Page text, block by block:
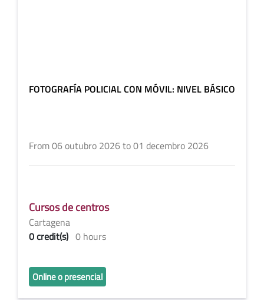
FOTOGRAFÍA POLICIAL CON MÓVIL: NIVEL BÁSICO
From 06 outubro 2026 to 01 decembro 2026
Cursos de centros
Cartagena
0 credit(s) 0 hours
Online o presencial